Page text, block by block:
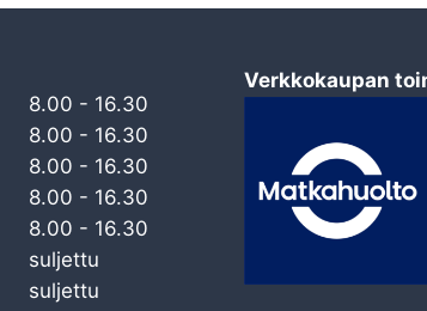
8.00 - 16.30
8.00 - 16.30
8.00 - 16.30
8.00 - 16.30
8.00 - 16.30
suljettu
suljettu
Verkkokaupan